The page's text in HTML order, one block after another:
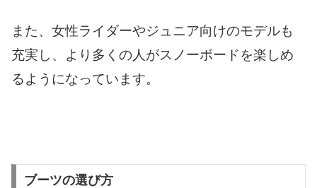
また、女性ライダーやジュニア向けのモデルも
充実し、より多くの人がスノーボードを楽しめ
るようになっています。
ブーツの選び方